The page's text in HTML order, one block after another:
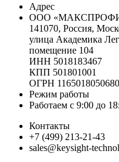
Адрес
ООО
141070, Россия,
улица Академика
помещение 104
ИНН 5018183467
КПП 501801001
ОГРН 1165018050680
Режим работы
Работаем с 9:00 до
Контакты
+7 (499) 213-21-43
sales@keysight-